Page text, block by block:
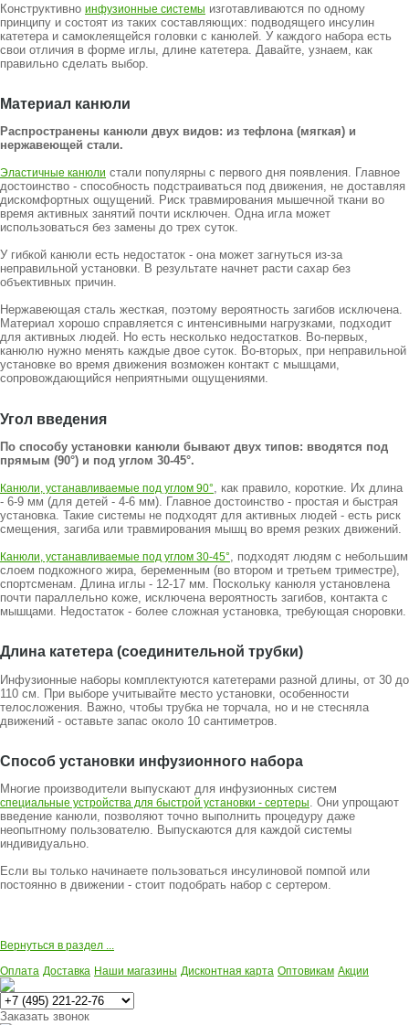
Конструктивно инфузионные системы изготавливаются по одному
принципу и состоят из таких составляющих: подводящего инсулин
катетера и самоклеящейся головки с канюлей. У каждого набора есть
свои отличия в форме иглы, длине катетера. Давайте, узнаем, как
правильно сделать выбор.
Материал канюли
Распространены канюли двух видов: из тефлона (мягкая) и
нержавеющей стали.
Эластичные канюли стали популярны с первого дня появления. Главное
достоинство - способность подстраиваться под движения, не доставляя
дискомфортных ощущений. Риск травмирования мышечной ткани во
время активных занятий почти исключен. Одна игла может
использоваться без замены до трех суток.
У гибкой канюли есть недостаток - она может загнуться из-за
неправильной установки. В результате начнет расти сахар без
объективных причин.
Нержавеющая сталь жесткая, поэтому вероятность загибов исключена.
Материал хорошо справляется с интенсивными нагрузками, подходит
для активных людей. Но есть несколько недостатков. Во-первых,
канюлю нужно менять каждые двое суток. Во-вторых, при неправильной
установке во время движения возможен контакт с мышцами,
сопровождающийся неприятными ощущениями.
Угол введения
По способу установки канюли бывают двух типов: вводятся под
прямым (90°) и под углом 30-45°.
Канюли, устанавливаемые под углом 90°, как правило, короткие. Их длина
- 6-9 мм (для детей - 4-6 мм). Главное достоинство - простая и быстрая
установка. Такие системы не подходят для активных людей - есть риск
смещения, загиба или травмирования мышц во время резких движений.
Канюли, устанавливаемые под углом 30-45°, подходят людям с небольшим
слоем подкожного жира, беременным (во втором и третьем триместре),
спортсменам. Длина иглы - 12-17 мм. Поскольку канюля установлена
почти параллельно коже, исключена вероятность загибов, контакта с
мышцами. Недостаток - более сложная установка, требующая сноровки.
Длина катетера (соединительной трубки)
Инфузионные наборы комплектуются катетерами разной длины, от 30 до
110 см. При выборе учитывайте место установки, особенности
телосложения. Важно, чтобы трубка не торчала, но и не стесняла
движений - оставьте запас около 10 сантиметров.
Способ установки инфузионного набора
Многие производители выпускают для инфузионных систем
специальные устройства для быстрой установки - сертеры. Они упрощают
введение канюли, позволяют точно выполнить процедуру даже
неопытному пользователю. Выпускаются для каждой системы
индивидуально.
Если вы только начинаете пользоваться инсулиновой помпой или
постоянно в движении - стоит подобрать набор с сертером.
Вернуться в раздел ...
Оплата Доставка Наши магазины Дисконтная карта Оптовикам Акции
Заказать звонок